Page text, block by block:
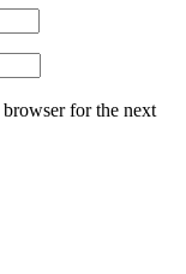
for the next